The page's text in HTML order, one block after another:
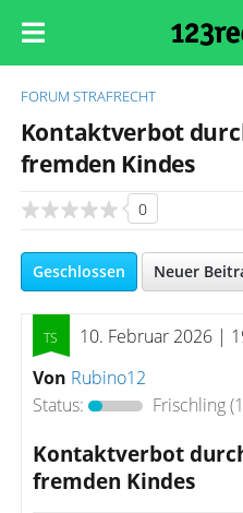
FORUM STRAFRECHT
Kontaktverbot
fremden Kindes
0
Geschlossen Neuer
10. Februar 2026 |
Von Rubino12
Status:
Frischling
Kontaktverbot
fremden Kindes